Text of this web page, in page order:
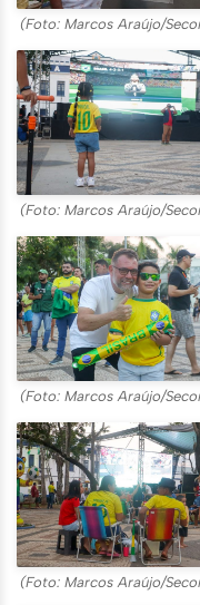
(Foto: Marcos Araújo/
(Foto: Marcos Araújo/
(Foto: Marcos Araújo/
(Foto: Marcos Araújo/